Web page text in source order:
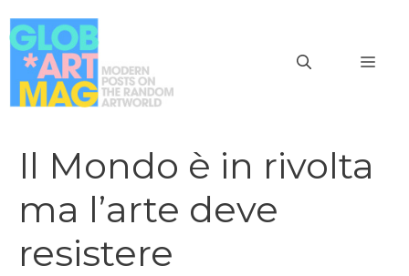
al
contenuto
Il Mondo è in rivolta
ma l’arte deve
resistere